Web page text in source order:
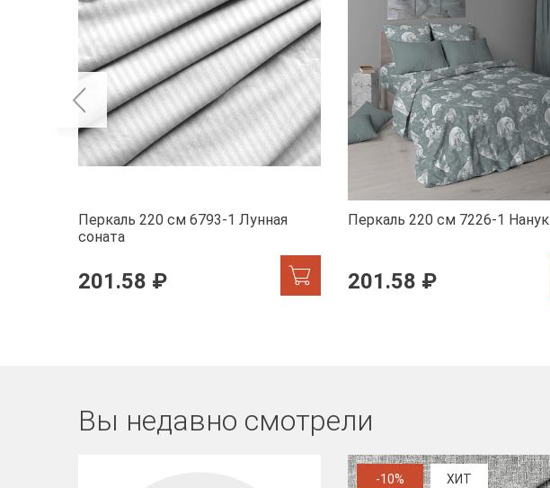
Перкаль 220 см 6793-1 Лунная
соната
201.58 ₽
Перкаль 220 см 7226-1 Нанук
201.58 ₽
Вы недавно смотрели
-10% ХИТ